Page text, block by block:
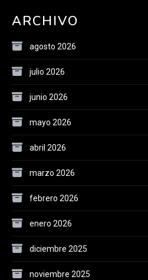
ARCHIVO
agosto 2026
julio 2026
junio 2026
mayo 2026
abril 2026
marzo 2026
febrero 2026
enero 2026
diciembre 2025
noviembre 2025